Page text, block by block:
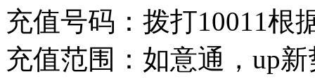
充值号码：拨打10011根
充值范围：如意通，up